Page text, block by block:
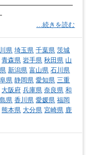
…続きを読む
県 埼玉県 千葉県 茨城
青森県 岩手県 秋田県 山
新潟県 富山県 石川県
県 静岡県 愛知県 三重
大阪府 兵庫県 奈良県 和
県 香川県 愛媛県 福岡
熊本県 大分県 宮崎県 鹿